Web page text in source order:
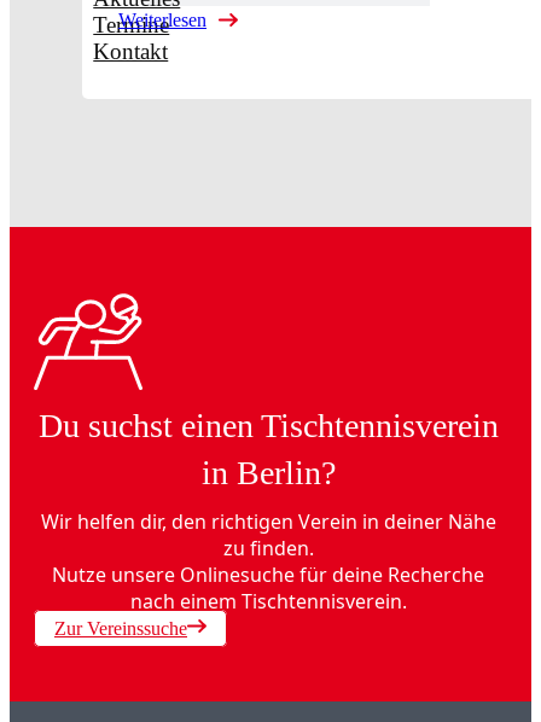
Termine
Kontakt
Weiterlesen
Du suchst einen Tischtennisverein
in Berlin?
Wir helfen dir, den richtigen Verein in deiner Nähe
zu finden.
Nutze unsere Onlinesuche für deine Recherche
nach einem Tischtennisverein.
Zur Vereinssuche